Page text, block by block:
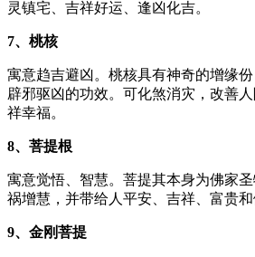
灵镇宅、吉祥好运、逢凶化吉。
7、桃核
寓意趋吉避凶。桃核具有神奇的增缘份
辟邪驱凶的功效。可化煞消灾，改善
祥幸福。
8、菩提根
寓意觉悟、智慧。菩提其本身为佛家
祸增慧，并带给人平安、吉祥、富贵和
9、金刚菩提